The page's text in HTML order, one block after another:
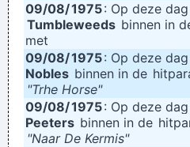
09/08/1975: Op deze
Tumbleweeds binnen in
met
09/08/1975: Op deze
Nobles binnen in de
"Trhe Horse"
09/08/1975: Op deze
Peeters binnen in de
"Naar De Kermis"